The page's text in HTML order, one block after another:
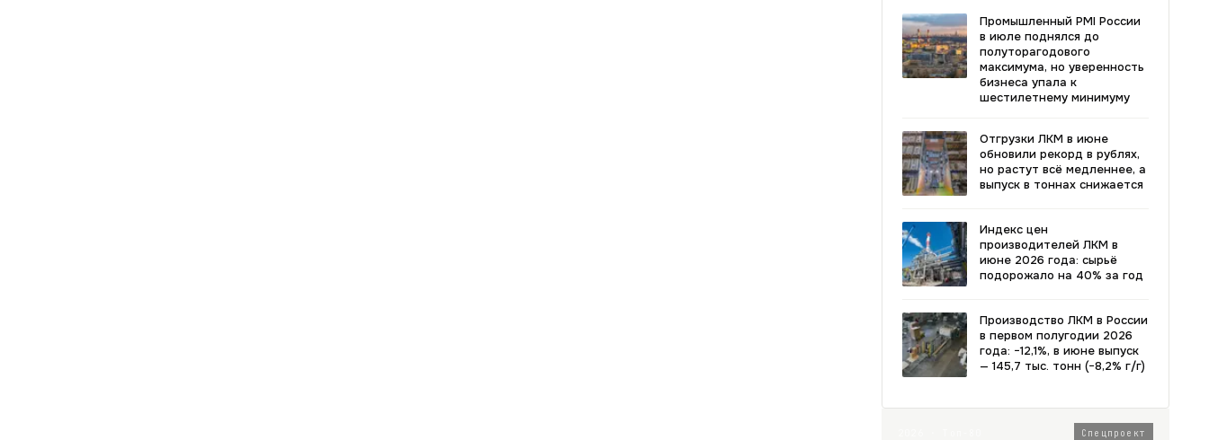
Промышленный PMI России
в июле поднялся до
полуторагодового
максимума, но уверенность
бизнеса упала к
шестилетнему минимуму
Отгрузки ЛКМ в июне
обновили рекорд в рублях,
но растут всё медленнее, а
выпуск в тоннах снижается
Индекс цен
производителей ЛКМ в
июне 2026 года: сырьё
подорожало на 40% за год
Производство ЛКМ в России
в первом полугодии 2026
года: −12,1%, в июне выпуск
— 145,7 тыс. тонн (−8,2% г/г)
Спецпроект